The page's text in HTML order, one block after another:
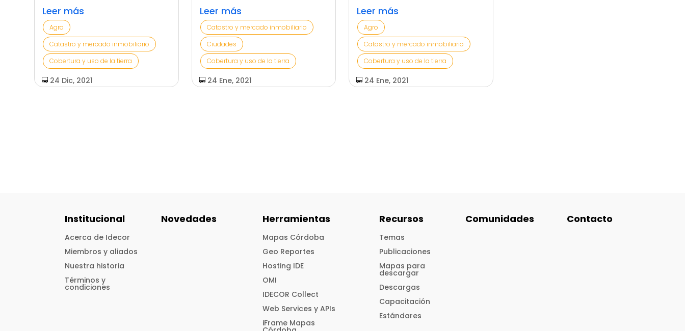
Leer más
Agro
Catastro y mercado inmobiliario
Cobertura y uso de la tierra
24 Dic, 2021
Leer más
Catastro y mercado inmobiliario
Ciudades
Cobertura y uso de la tierra
24 Ene, 2021
Leer más
Agro
Catastro y mercado inmobiliario
Cobertura y uso de la tierra
24 Ene, 2021
Institucional
Acerca de Idecor
Miembros y aliados
Nuestra historia
Términos y
condiciones
Novedades Herramientas
Mapas Córdoba
Geo Reportes
Hosting IDE
OMI
IDECOR Collect
Web Services y APIs
iFrame Mapas
Recursos
Temas
Publicaciones
Mapas para
descargar
Descargas
Capacitación
Estándares
Comunidades Contacto